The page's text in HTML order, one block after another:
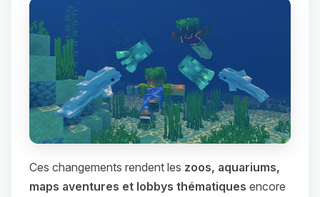
Ces changements rendent les zoos, aquariums,
maps aventures et lobbys thématiques encore